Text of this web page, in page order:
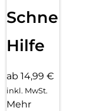
Schnelle
Hilfe
ab 14,99 €
inkl. MwSt.
Mehr